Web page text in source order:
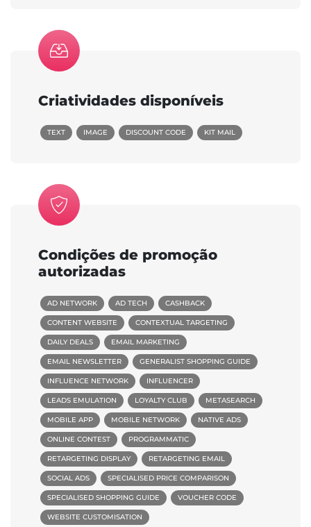
Criatividades disponíveis
TEXT IMAGE DISCOUNT CODE KIT MAIL
Condições de promoção
autorizadas
AD NETWORK AD TECH CASHBACK
CONTENT WEBSITE CONTEXTUAL TARGETING
DAILY DEALS EMAIL MARKETING
EMAIL NEWSLETTER GENERALIST SHOPPING GUIDE
INFLUENCE NETWORK INFLUENCER
LEADS EMULATION LOYALTY CLUB METASEARCH
MOBILE APP MOBILE NETWORK NATIVE ADS
ONLINE CONTEST PROGRAMMATIC
RETARGETING DISPLAY RETARGETING EMAIL
SOCIAL ADS SPECIALISED PRICE COMPARISON
SPECIALISED SHOPPING GUIDE VOUCHER CODE
WEBSITE CUSTOMISATION